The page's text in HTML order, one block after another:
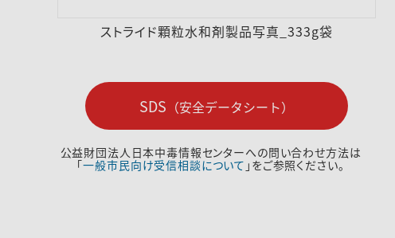
ストライド顆粒水和剤製品写真_333g袋
SDS （安全データシート）
公益財団法人日本中毒情報センターへの問い合わせ方法は
「一般市民向け受信相談について 」をご参照ください。